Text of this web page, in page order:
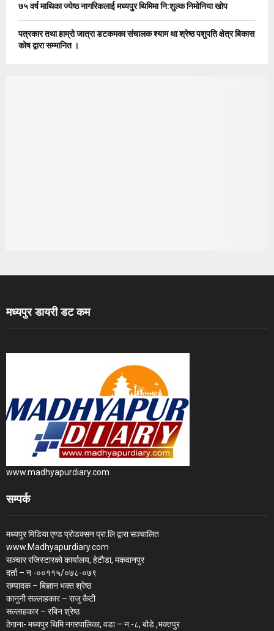
७५ वर्ष माथिका ज्येष्ठ नागरिकलाई मध्यपुर थिमिमा नि:शुल्क निमोनिया खोप
पत्रकार तथा हाम्रो जात्रा डटकमका संचालक श्याम था श्रेष्ठ पशुपति क्षेत्र बिकास
कोष द्वारा सम्मानित ।
मध्यपुर डायरी डट कम
www.madhyapurdiary.com
सम्पर्क
मध्यपुर मिडिया एण्ड प्रोडक्सन प्रा.लि द्वारा सञ्चालित
www.Madhyapurdiary.com
सञ्चार रजिस्टारको कार्यालय, हेटौडा, मकवानपुर
दर्ता – न -००११५/०७८-०७९
सम्पादक – बिज्ञान भक्त श्रेष्ठ
कानुनी सल्लाहकार – राजु कैटी
सल्लाहकार – रबिन श्रेष्ठ
ठेगाना- मध्यपुर थिमि नगरपालिका, वडा – न -८, बोडे ,भक्तपुर